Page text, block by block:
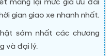
gian giao xe nhanh nhất.
sớm nhất các chương
và đại lý.